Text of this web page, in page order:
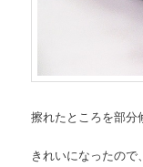
擦れたところを部分
きれいになったので